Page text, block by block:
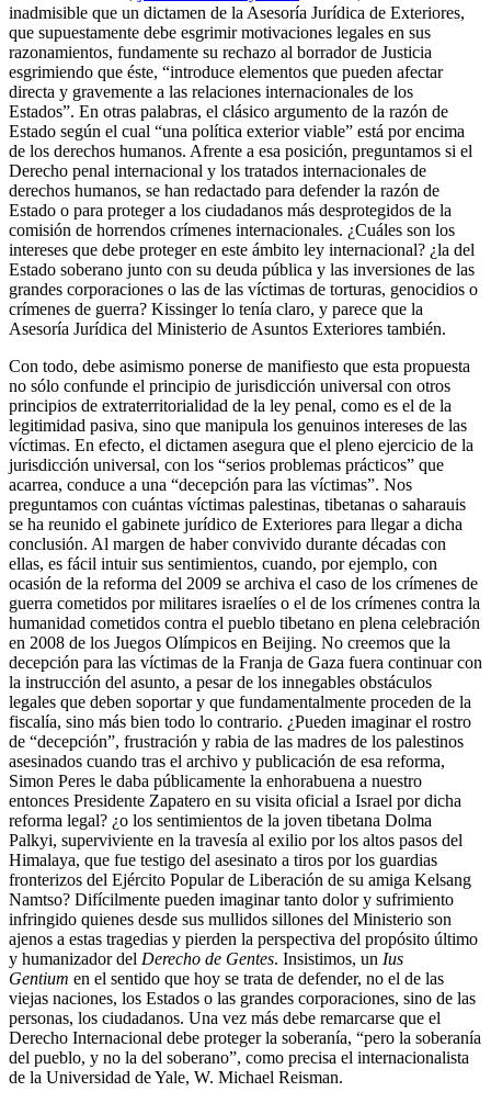
inadmisible que un dictamen de la Asesoría Jurídica de Exteriores,
que supuestamente debe esgrimir motivaciones legales en sus
razonamientos, fundamente su rechazo al borrador de Justicia
esgrimiendo que éste, “introduce elementos que pueden afectar
directa y gravemente a las relaciones internacionales de los
Estados”. En otras palabras, el clásico argumento de la razón de
Estado según el cual “una política exterior viable” está por encima
de los derechos humanos. Afrente a esa posición, preguntamos si el
Derecho penal internacional y los tratados internacionales de
derechos humanos, se han redactado para defender la razón de
Estado o para proteger a los ciudadanos más desprotegidos de la
comisión de horrendos crímenes internacionales. ¿Cuáles son los
intereses que debe proteger en este ámbito ley internacional? ¿la del
Estado soberano junto con su deuda pública y las inversiones de las
grandes corporaciones o las de las víctimas de torturas, genocidios o
crímenes de guerra? Kissinger lo tenía claro, y parece que la
Asesoría Jurídica del Ministerio de Asuntos Exteriores también.
Con todo, debe asimismo ponerse de manifiesto que esta propuesta
no sólo confunde el principio de jurisdicción universal con otros
principios de extraterritorialidad de la ley penal, como es el de la
legitimidad pasiva, sino que manipula los genuinos intereses de las
víctimas. En efecto, el dictamen asegura que el pleno ejercicio de la
jurisdicción universal, con los “serios problemas prácticos” que
acarrea, conduce a una “decepción para las víctimas”. Nos
preguntamos con cuántas víctimas palestinas, tibetanas o saharauis
se ha reunido el gabinete jurídico de Exteriores para llegar a dicha
conclusión. Al margen de haber convivido durante décadas con
ellas, es fácil intuir sus sentimientos, cuando, por ejemplo, con
ocasión de la reforma del 2009 se archiva el caso de los crímenes de
guerra cometidos por militares israelíes o el de los crímenes contra la
humanidad cometidos contra el pueblo tibetano en plena celebración
en 2008 de los Juegos Olímpicos en Beijing. No creemos que la
decepción para las víctimas de la Franja de Gaza fuera continuar con
la instrucción del asunto, a pesar de los innegables obstáculos
legales que deben soportar y que fundamentalmente proceden de la
fiscalía, sino más bien todo lo contrario. ¿Pueden imaginar el rostro
de “decepción”, frustración y rabia de las madres de los palestinos
asesinados cuando tras el archivo y publicación de esa reforma,
Simon Peres le daba públicamente la enhorabuena a nuestro
entonces Presidente Zapatero en su visita oficial a Israel por dicha
reforma legal? ¿o los sentimientos de la joven tibetana Dolma
Palkyi, superviviente en la travesía al exilio por los altos pasos del
Himalaya, que fue testigo del asesinato a tiros por los guardias
fronterizos del Ejército Popular de Liberación de su amiga Kelsang
Namtso? Difícilmente pueden imaginar tanto dolor y sufrimiento
infringido quienes desde sus mullidos sillones del Ministerio son
ajenos a estas tragedias y pierden la perspectiva del propósito último
y humanizador del Derecho de Gentes. Insistimos, un Ius
Gentium en el sentido que hoy se trata de defender, no el de las
viejas naciones, los Estados o las grandes corporaciones, sino de las
personas, los ciudadanos. Una vez más debe remarcarse que el
Derecho Internacional debe proteger la soberanía, “pero la soberanía
del pueblo, y no la del soberano”, como precisa el internacionalista
de la Universidad de Yale, W. Michael Reisman.